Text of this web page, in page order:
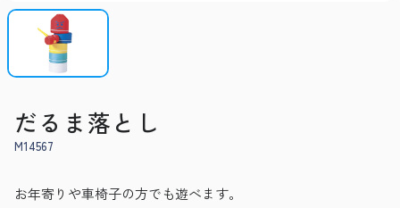
だるま落とし
M14567
お年寄りや車椅子の方でも遊べます。